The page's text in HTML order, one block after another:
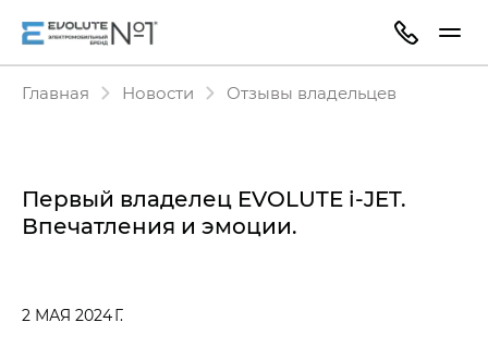
Главная Новости Отзывы владельцев
Первый владелец EVOLUTE i‑JET.
Впечатления и эмоции.
2 МАЯ 2024 Г.